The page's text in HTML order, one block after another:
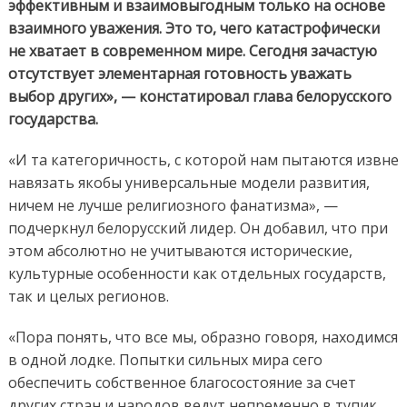
эффективным и взаимовыгодным только на основе
взаимного уважения. Это то, чего катастрофически
не хватает в современном мире. Сегодня зачастую
отсутствует элементарная готовность уважать
выбор других», — констатировал глава белорусского
государства.
«И та категоричность, с которой нам пытаются извне
навязать якобы универсальные модели развития,
ничем не лучше религиозного фанатизма», —
подчеркнул белорусский лидер. Он добавил, что при
этом абсолютно не учитываются исторические,
культурные особенности как отдельных государств,
так и целых регионов.
«Пора понять, что все мы, образно говоря, находимся
в одной лодке. Попытки сильных мира сего
обеспечить собственное благосостояние за счет